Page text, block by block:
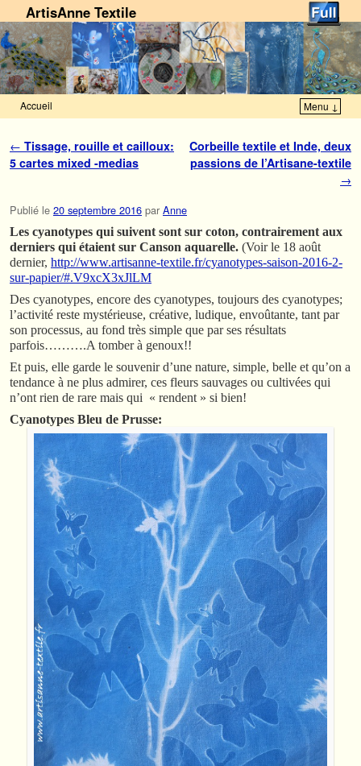
ArtisAnne Textile
Accueil Menu ↓
Navigation des articles
← Tissage, rouille et cailloux:
5 cartes mixed -medias
Corbeille textile et Inde, deux
passions de l’Artisane-textile
→
Publié le 20 septembre 2016 par Anne
Les cyanotypes qui suivent sont sur coton, contrairement aux
derniers qui étaient sur Canson aquarelle. (Voir le 18 août
dernier, http://www.artisanne-textile.fr/cyanotypes-saison-2016-2-
sur-papier/#.V9xcX3xJlLM
Des cyanotypes, encore des cyanotypes, toujours des cyanotypes;
l’activité reste mystérieuse, créative, ludique, envoûtante, tant par
son processus, au fond très simple que par ses résultats
parfois……….A tomber à genoux!!
Et puis, elle garde le souvenir d’une nature, simple, belle et qu’on a
tendance à ne plus admirer, ces fleurs sauvages ou cultivées qui
n’ont rien de rare mais qui « rendent » si bien!
Cyanotypes Bleu de Prusse: